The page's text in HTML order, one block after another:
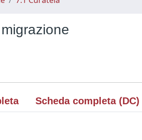
Scheda completa (DC)